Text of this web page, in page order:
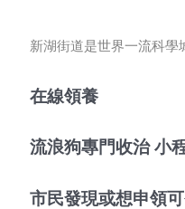
新湖街道是世界一流科學
在線領養
流浪狗專門收治 小
市民發現或想申領